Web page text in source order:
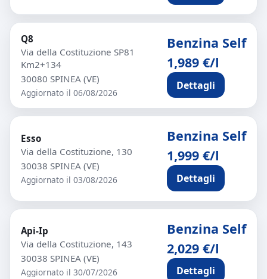
Q8
Via della Costituzione SP81
Km2+134
30080 SPINEA (VE)
Aggiornato il 06/08/2026
Benzina Self
1,989 €/l
Dettagli
Esso
Via della Costituzione, 130
30038 SPINEA (VE)
Aggiornato il 03/08/2026
Benzina Self
1,999 €/l
Dettagli
Api-Ip
Via della Costituzione, 143
30038 SPINEA (VE)
Aggiornato il 30/07/2026
Benzina Self
2,029 €/l
Dettagli